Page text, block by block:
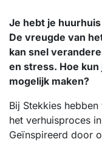
Je hebt je
De vreugde van
kan snel
en stress. Hoe
mogelijk maken?
Bij Stekkies
het verhuisproces
Geïnspireerd door